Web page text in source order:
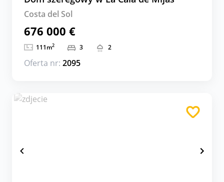
Costa del Sol
676 000 €
111m2 3 2
Oferta nr: 2095